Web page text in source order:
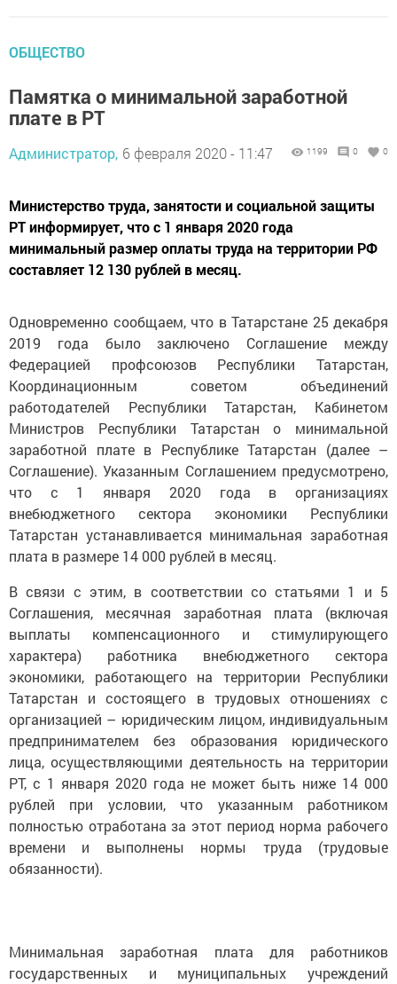
ОБЩЕСТВО
Памятка о минимальной заработной
плате в РТ
Администратор, 6 февраля 2020 - 11:47 1199 0 0
Министерство труда, занятости и социальной защиты
РТ информирует, что с 1 января 2020 года
минимальный размер оплаты труда на территории РФ
составляет 12 130 рублей в месяц.
Одновременно сообщаем, что в Татарстане 25 декабря
2019 года было заключено Соглашение между
Федерацией профсоюзов Республики Татарстан,
Координационным советом объединений
работодателей Республики Татарстан, Кабинетом
Министров Республики Татарстан о минимальной
заработной плате в Республике Татарстан (далее –
Соглашение). Указанным Соглашением предусмотрено,
что с 1 января 2020 года в организациях
внебюджетного сектора экономики Республики
Татарстан устанавливается минимальная заработная
плата в размере 14 000 рублей в месяц.
В связи с этим, в соответствии со статьями 1 и 5
Соглашения, месячная заработная плата (включая
выплаты компенсационного и стимулирующего
характера) работника внебюджетного сектора
экономики, работающего на территории Республики
Татарстан и состоящего в трудовых отношениях с
организацией – юридическим лицом, индивидуальным
предпринимателем без образования юридического
лица, осуществляющими деятельность на территории
РТ, с 1 января 2020 года не может быть ниже 14 000
рублей при условии, что указанным работником
полностью отработана за этот период норма рабочего
времени и выполнены нормы труда (трудовые
обязанности).
Минимальная заработная плата для работников
государственных и муниципальных учреждений